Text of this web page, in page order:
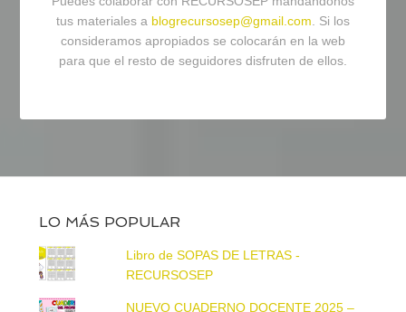
tus materiales a blogrecursosep@gmail.com. Si los
consideramos apropiados se colocarán en la web
para que el resto de seguidores disfruten de ellos.
LO MÁS POPULAR
Libro de SOPAS DE LETRAS -
RECURSOSEP
NUEVO CUADERNO DOCENTE 2025 –